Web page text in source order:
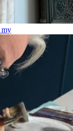
my